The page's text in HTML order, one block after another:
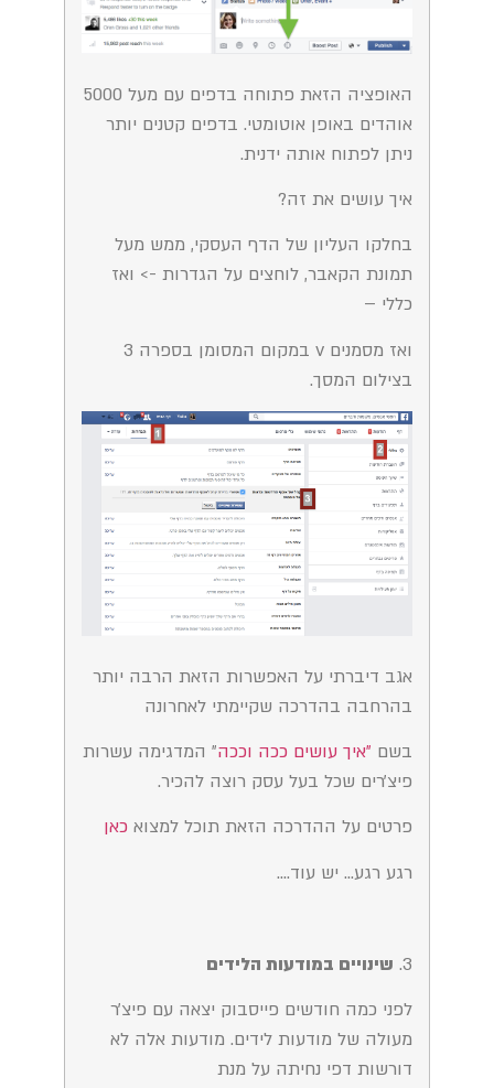
האופציה הזאת פתוחה בדפים עם מעל 5000
אוהדים באופן אוטומטי. בדפים קטנים יותר
ניתן לפתוח אותה ידנית.
איך עושים את זה?
בחלקו העליון של הדף העסקי, ממש מעל
תמונת הקאבר, לוחצים על הגדרות -> ואז
כללי –
ואז מסמנים v במקום המסומן בספרה 3
בצילום המסך.
אגב דיברתי על האפשרות הזאת הרבה יותר
בהרחבה בהדרכה שקיימתי לאחרונה
בשם ״איך עושים ככה וככה״ המדגימה עשרות
פיצ׳רים שכל בעל עסק רוצה להכיר.
פרטים על ההדרכה הזאת תוכל למצוא כאן
רגע רגע… יש עוד….
3. שינויים במודעות הלידים
לפני כמה חודשים פייסבוק יצאה עם פיצ׳ר
מעולה של מודעות לידים. מודעות אלה לא
דורשות דפי נחיתה על מנת